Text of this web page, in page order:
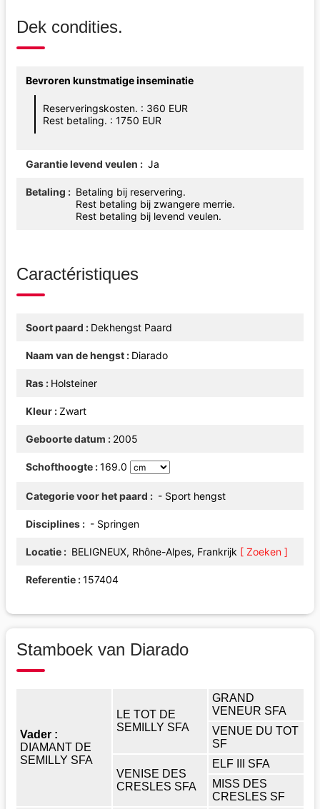
Dek condities.
Bevroren kunstmatige inseminatie
Reserveringskosten. : 360 EUR
Rest betaling. : 1750 EUR
Garantie levend veulen Ja
Betaling
Betaling bij reservering.
Rest betaling bij zwangere merrie.
Rest betaling bij levend veulen.
Caractéristiques
Soort paard Dekhengst Paard
Naam van de hengst Diarado
Ras Holsteiner
Kleur Zwart
Geboorte datum 2005
Schofthoogte 169.0
Categorie voor het paard - Sport hengst
Disciplines - Springen
Locatie BELIGNEUX, Rhône-Alpes, Frankrijk [ Zoeken ]
Referentie 157404
Stamboek van Diarado
Vader :
DIAMANT DE
SEMILLY SFA
LE TOT DE
SEMILLY SFA
GRAND
VENEUR SFA
VENUE DU TOT
SF
VENISE DES
CRESLES SFA
ELF III SFA
MISS DES
CRESLES SF